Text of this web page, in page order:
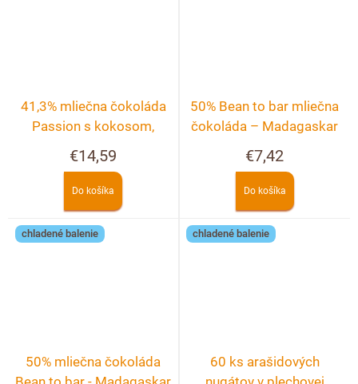
41,3% mliečna čokoláda
Passion s kokosom,
malinami
€14,59
Do košíka
50% Bean to bar mliečna
čokoláda – Madagaskar
€7,42
Do košíka
chladené balenie
50% mliečna čokoláda
chladené balenie
60 ks arašidových